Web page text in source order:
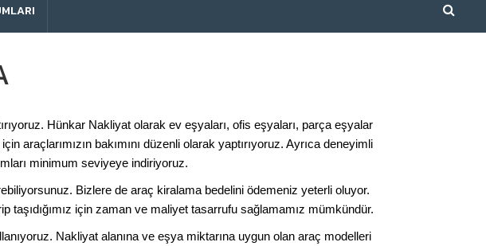
Hünkar Nakliyat olarak ev eşyaları, ofis eşyaları, parça eşyalar
araçlarımızın bakımını düzenli olarak yaptırıyoruz. Ayrıca deneyimli
minimum seviyeye indiriyoruz.
Bizlere de araç kiralama bedelini ödemeniz yeterli oluyor.
için zaman ve maliyet tasarrufu sağlamamız mümkündür.
Nakliyat alanına ve eşya miktarına uygun olan araç modelleri